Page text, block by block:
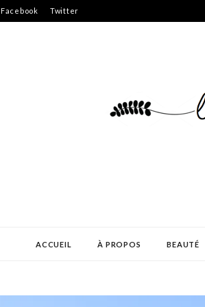
Facebook Twitter
ACCUEIL À PROPOS BEAUTÉ